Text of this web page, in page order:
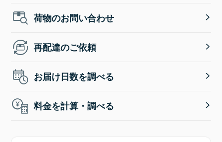
荷物のお問い合わせ
再配達のご依頼
お届け日数を調べる
料金を計算・調べる